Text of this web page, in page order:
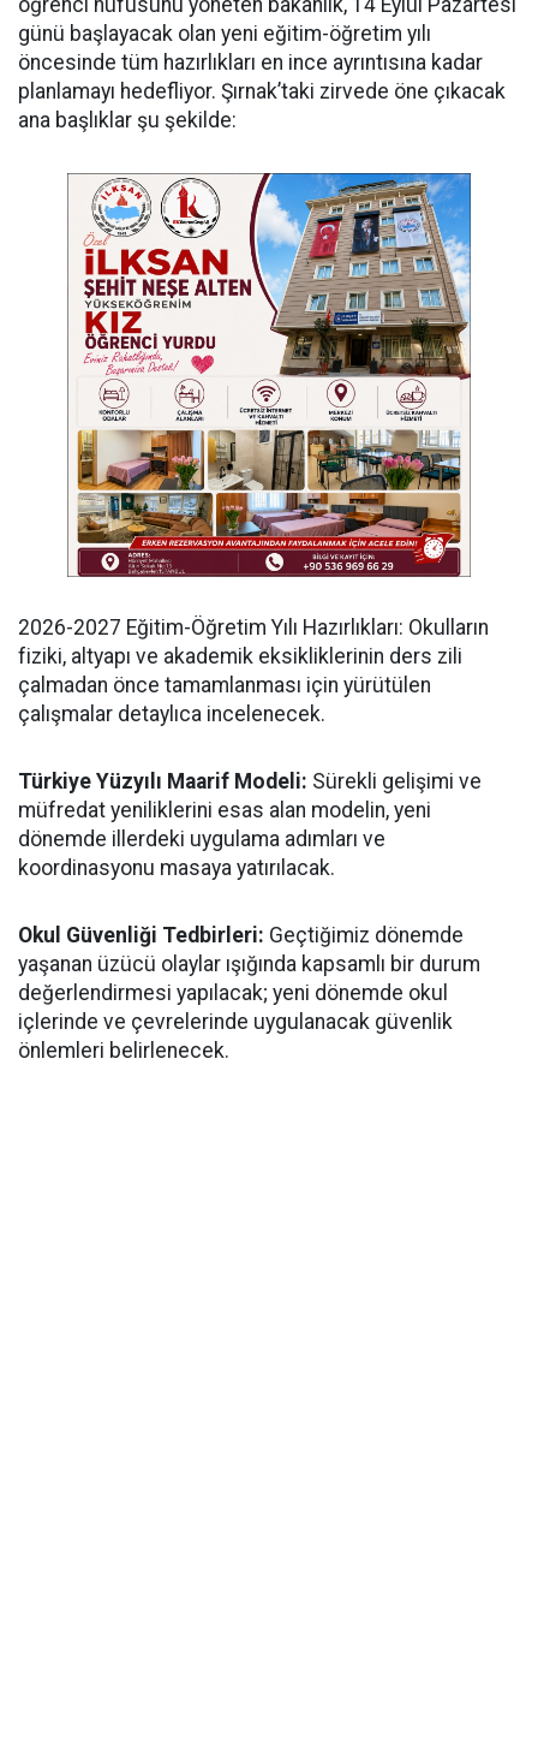
öğrenci nüfusunu yöneten bakanlık, 14 Eylül Pazartesi
günü başlayacak olan yeni eğitim-öğretim yılı
öncesinde tüm hazırlıkları en ince ayrıntısına kadar
planlamayı hedefliyor. Şırnak’taki zirvede öne çıkacak
ana başlıklar şu şekilde:
​2026-2027 Eğitim-Öğretim Yılı Hazırlıkları: Okulların
fiziki, altyapı ve akademik eksikliklerinin ders zili
çalmadan önce tamamlanması için yürütülen
çalışmalar detaylıca incelenecek.
Türkiye Yüzyılı Maarif Modeli: Sürekli gelişimi ve
müfredat yeniliklerini esas alan modelin, yeni
dönemde illerdeki uygulama adımları ve
koordinasyonu masaya yatırılacak.
​Okul Güvenliği Tedbirleri: Geçtiğimiz dönemde
yaşanan üzücü olaylar ışığında kapsamlı bir durum
değerlendirmesi yapılacak; yeni dönemde okul
içlerinde ve çevrelerinde uygulanacak güvenlik
önlemleri belirlenecek.